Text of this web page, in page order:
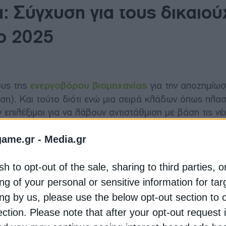
- Media.gr
to opt-out of the sale, sharing to third parties,
of your personal or sensitive information for
by us, please use the below opt-out section to
Please note that after your opt-out request
Σύγχυση για τους
2025
της ενεργοβόρου βιομηχανίας για την
Και τούτο διότι ενώ μια σειρά κλάδων όπως
για να λάβουν αντιστάθμιση με βάση τις
και μάλιστα μπορούσαν να αξιοποιήσουν τις νέες
ότι το Υπουργείο Περιβάλλοντος και
νυμφώνος».
του ΔΑΠΕΕΠ -του φορέα που είναι αρμόδιος για
της πλατφόρμας, στις αρχές της εβδομάδας,
και βιομηχανίες με σημαντικό
για το 2025 και δεν θα πάρουν μέρος της